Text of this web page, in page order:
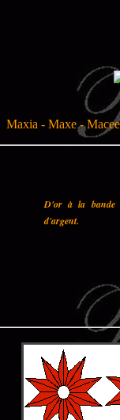
Maxia - Maxe -
D'or à la bande
d'argent.